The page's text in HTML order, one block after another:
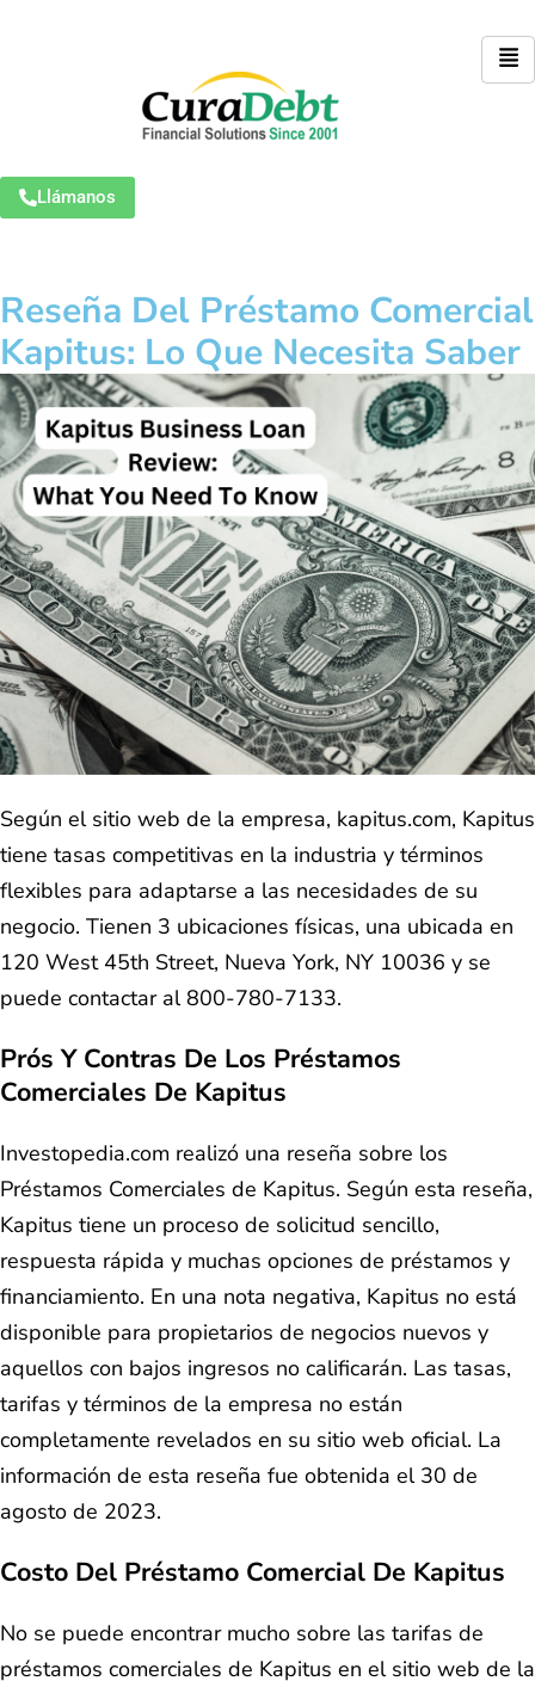
Llámanos
Reseña Del Préstamo Comercial
Kapitus: Lo Que Necesita Saber
Según el sitio web de la empresa, kapitus.com, Kapitus
tiene tasas competitivas en la industria y términos
flexibles para adaptarse a las necesidades de su
negocio. Tienen 3 ubicaciones físicas, una ubicada en
120 West 45th Street, Nueva York, NY 10036 y se
puede contactar al 800-780-7133.
Prós Y Contras De Los Préstamos
Comerciales De Kapitus
Investopedia.com realizó una reseña sobre los
Préstamos Comerciales de Kapitus. Según esta reseña,
Kapitus tiene un proceso de solicitud sencillo,
respuesta rápida y muchas opciones de préstamos y
financiamiento. En una nota negativa, Kapitus no está
disponible para propietarios de negocios nuevos y
aquellos con bajos ingresos no calificarán. Las tasas,
tarifas y términos de la empresa no están
completamente revelados en su sitio web oficial. La
información de esta reseña fue obtenida el 30 de
agosto de 2023.
Costo Del Préstamo Comercial De Kapitus
No se puede encontrar mucho sobre las tarifas de
préstamos comerciales de Kapitus en el sitio web de la